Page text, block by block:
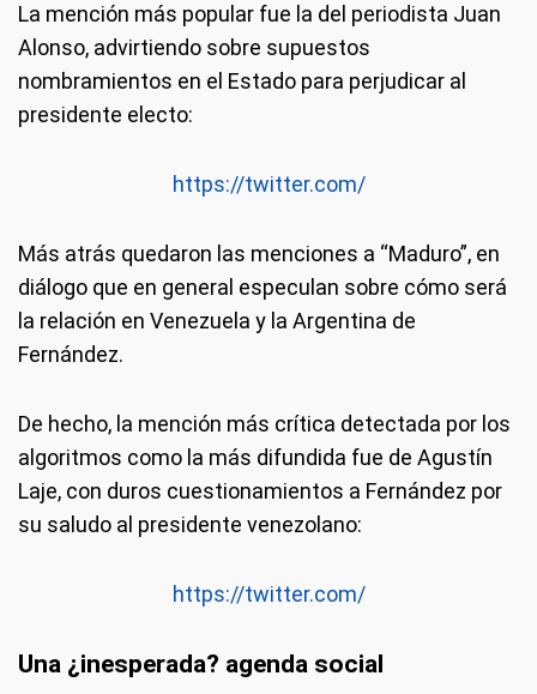
La mención más popular fue la del periodista Juan
Alonso, advirtiendo sobre supuestos
nombramientos en el Estado para perjudicar al
presidente electo:
https://twitter.com/
Más atrás quedaron las menciones a “Maduro”, en
diálogo que en general especulan sobre cómo será
la relación en Venezuela y la Argentina de
Fernández.
De hecho, la mención más crítica detectada por los
algoritmos como la más difundida fue de Agustín
Laje, con duros cuestionamientos a Fernández por
su saludo al presidente venezolano:
https://twitter.com/
Una ¿inesperada? agenda social